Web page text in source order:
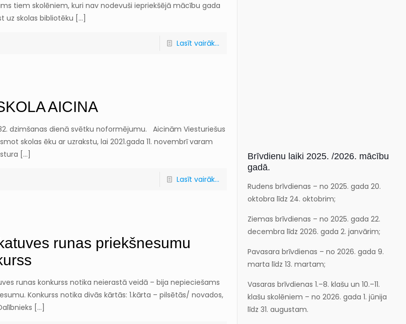
tiem skolēniem, kuri nav nodevuši iepriekšējā mācību gada
uz skolas bibliotēku […]
Lasīt vairāk...
AICINA
dzimšanas dienā svētku noformējumu. Aicinām Viesturiešus
skolas ēku ar uzrakstu, lai 2021.gada 11. novembrī varam
[…]
Lasīt vairāk...
runas priekšnesumu
runas konkurss notika neierastā veidā – bija nepieciešams
Konkurss notika divās kārtās: 1.kārta – pilsētās/ novados,
[…]
Brīvdienu laiki 2025. /2026. mācību
gadā.
Rudens brīvdienas – no 2025. gada 20.
oktobra līdz 24. oktobrim;
Ziemas brīvdienas – no 2025. gada 22.
decembra līdz 2026. gada 2. janvārim;
Pavasara brīvdienas – no 2026. gada 9.
marta līdz 13. martam;
Vasaras brīvdienas 1.–8. klašu un 10.–11.
klašu skolēniem – no 2026. gada 1. jūnija
līdz 31. augustam.